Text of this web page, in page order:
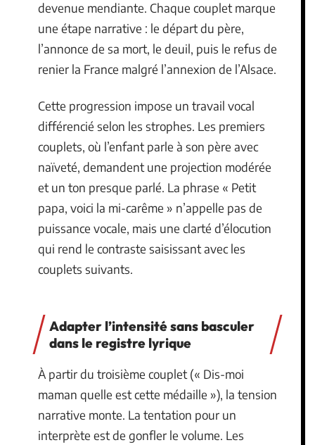
devenue mendiante. Chaque couplet marque
une étape narrative : le départ du père,
l’annonce de sa mort, le deuil, puis le refus de
renier la France malgré l’annexion de l’Alsace.
Cette progression impose un travail vocal
différencié selon les strophes. Les premiers
couplets, où l’enfant parle à son père avec
naïveté, demandent une projection modérée
et un ton presque parlé. La phrase « Petit
papa, voici la mi-carême » n’appelle pas de
puissance vocale, mais une clarté d’élocution
qui rend le contraste saisissant avec les
couplets suivants.
Adapter l’intensité sans basculer
dans le registre lyrique
À partir du troisième couplet (« Dis-moi
maman quelle est cette médaille »), la tension
narrative monte. La tentation pour un
interprète est de gonfler le volume. Les